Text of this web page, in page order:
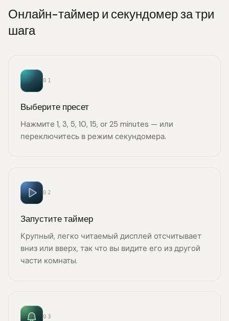
Онлайн-таймер и секундомер за три
шага
01
Выберите пресет
Нажмите 1, 3, 5, 10, 15, or 25 minutes — или
переключитесь в режим секундомера.
02
Запустите таймер
Крупный, легко читаемый дисплей отсчитывает
вниз или вверх, так что вы видите его из другой
части комнаты.
03